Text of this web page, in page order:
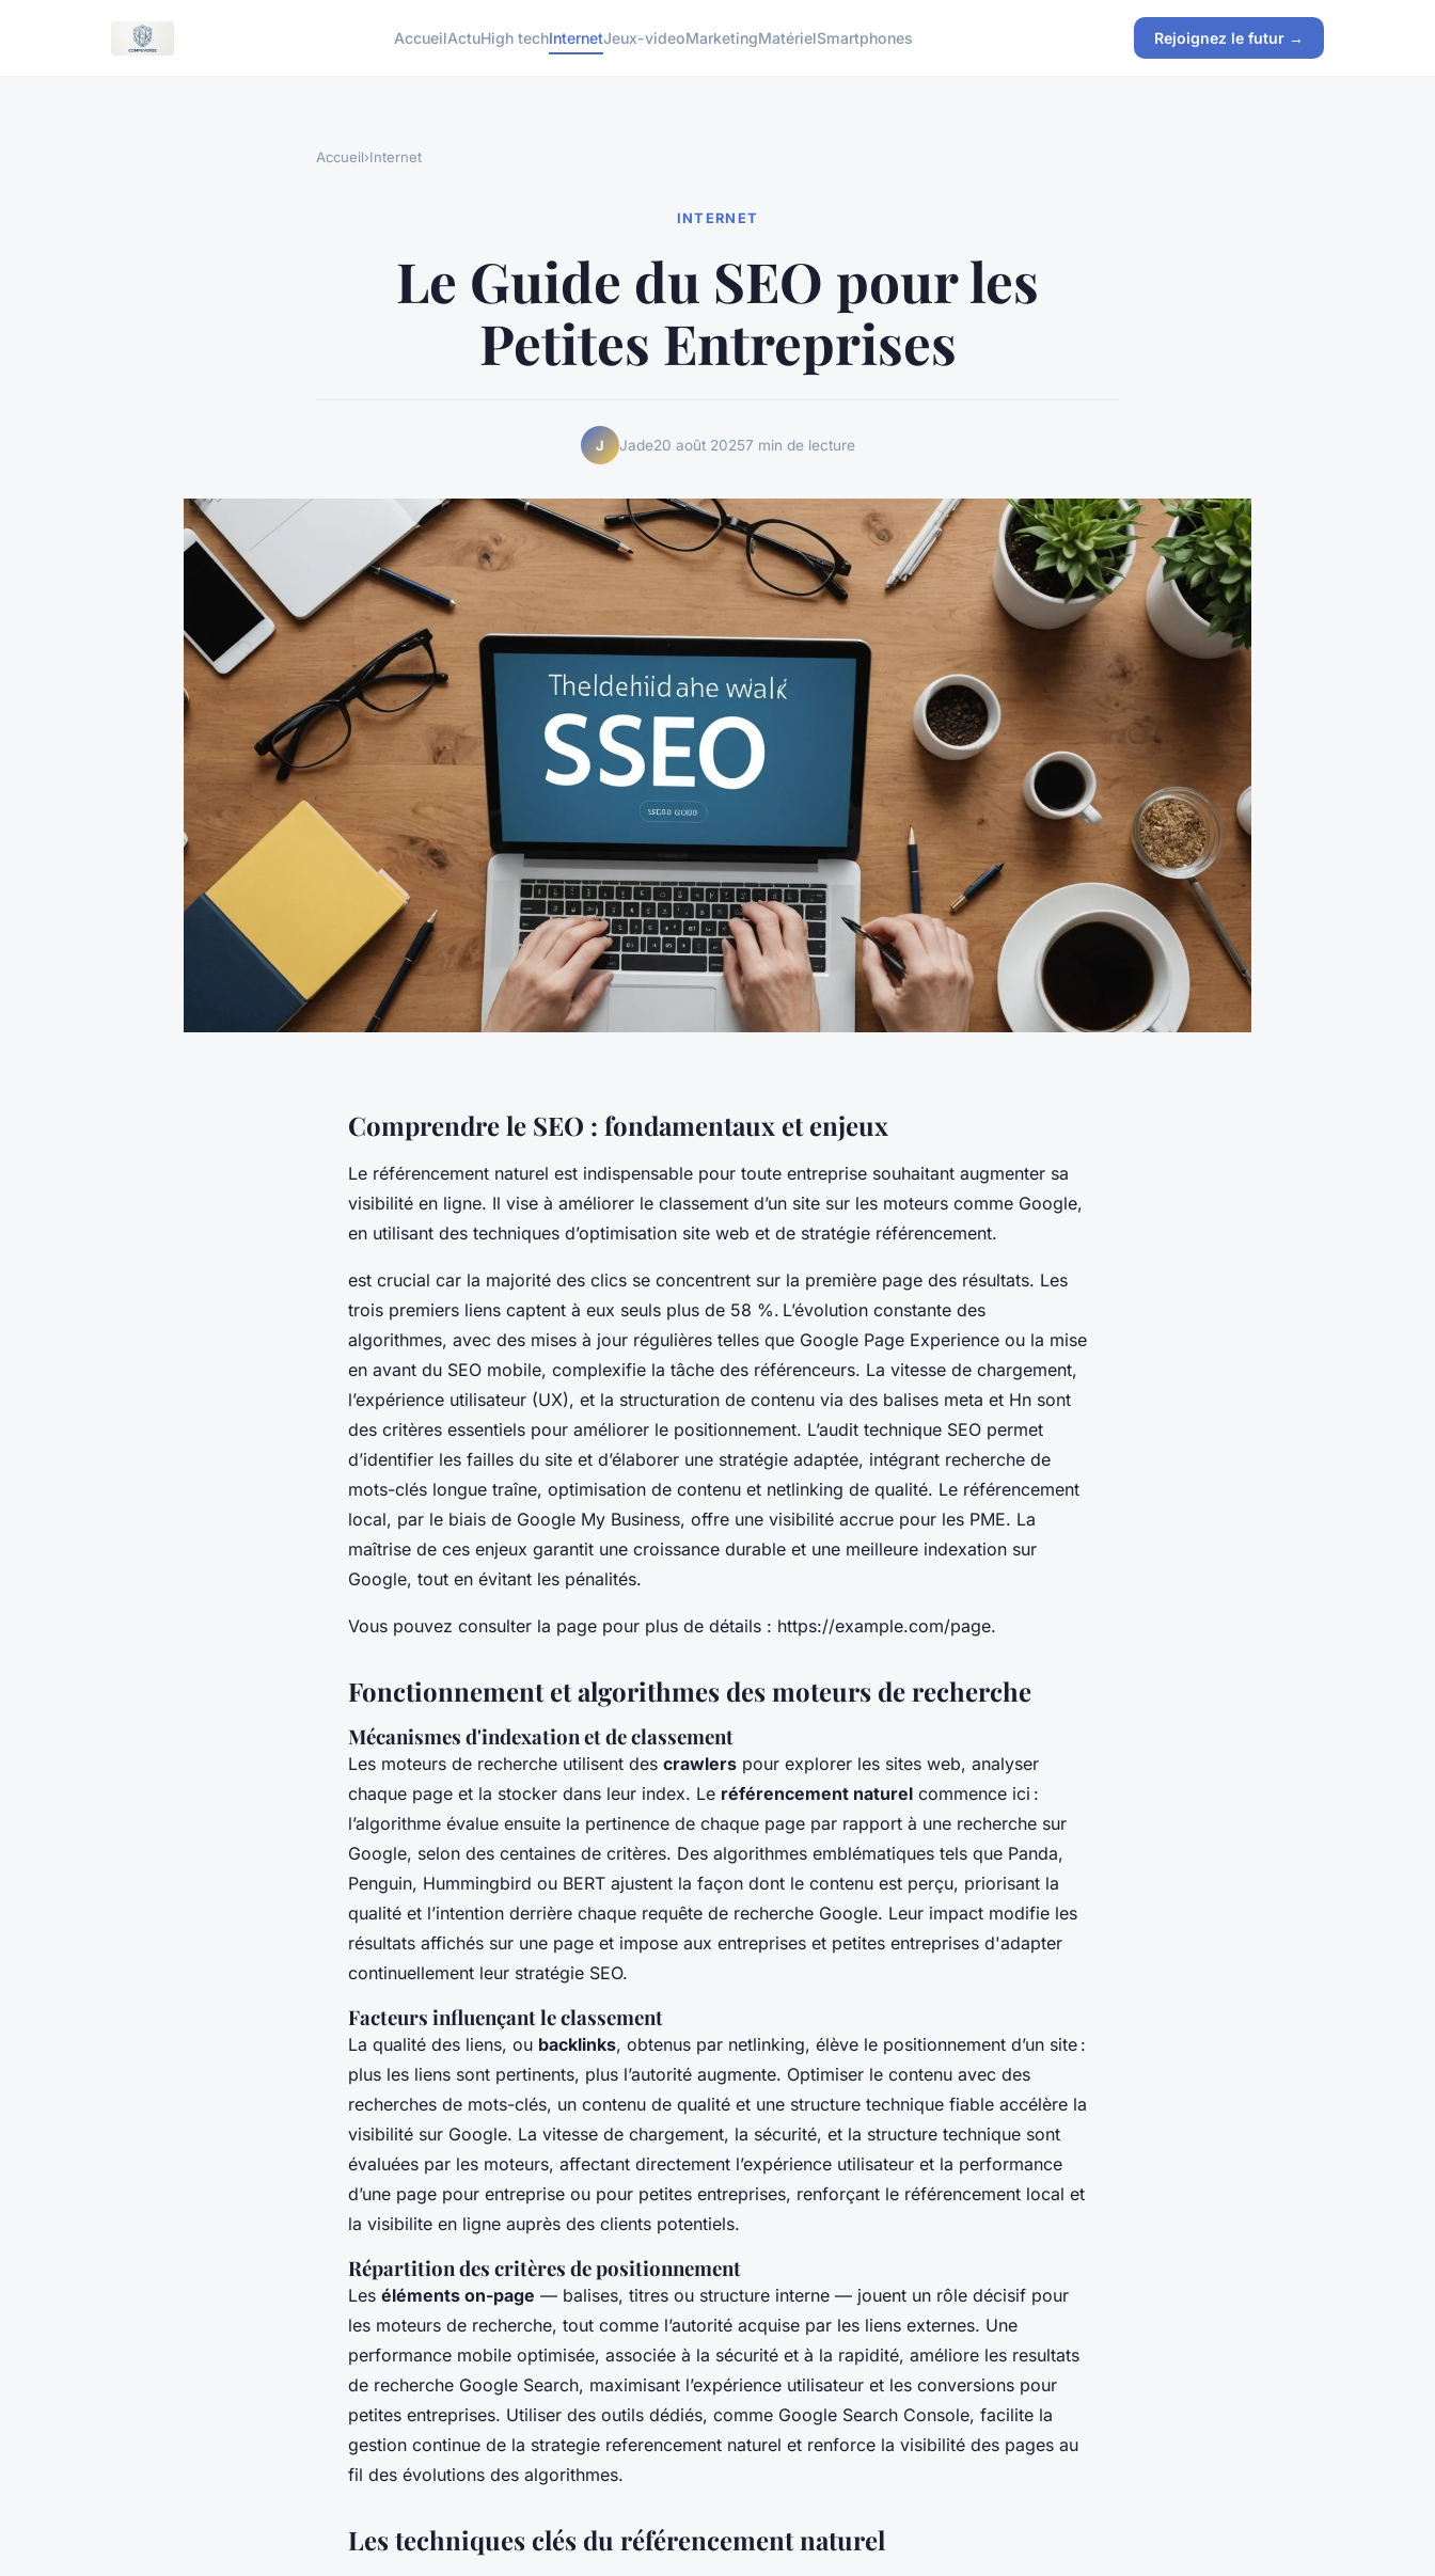
AccueilActuHigh techInternetJeux-videoMarketingMatérielSmartphones Rejoignez le futur →
Accueil›Internet
INTERNET
Le Guide du SEO pour les
Petites Entreprises
J Jade20 août 20257 min de lecture
Comprendre le SEO : fondamentaux et enjeux
Le référencement naturel est indispensable pour toute entreprise souhaitant augmenter sa
visibilité en ligne. Il vise à améliorer le classement d’un site sur les moteurs comme Google,
en utilisant des techniques d’optimisation site web et de stratégie référencement.
est crucial car la majorité des clics se concentrent sur la première page des résultats. Les
trois premiers liens captent à eux seuls plus de 58 %. L’évolution constante des
algorithmes, avec des mises à jour régulières telles que Google Page Experience ou la mise
en avant du SEO mobile, complexifie la tâche des référenceurs. La vitesse de chargement,
l’expérience utilisateur (UX), et la structuration de contenu via des balises meta et Hn sont
des critères essentiels pour améliorer le positionnement. L’audit technique SEO permet
d’identifier les failles du site et d’élaborer une stratégie adaptée, intégrant recherche de
mots-clés longue traîne, optimisation de contenu et netlinking de qualité. Le référencement
local, par le biais de Google My Business, offre une visibilité accrue pour les PME. La
maîtrise de ces enjeux garantit une croissance durable et une meilleure indexation sur
Google, tout en évitant les pénalités.
Vous pouvez consulter la page pour plus de détails : https://example.com/page.
Fonctionnement et algorithmes des moteurs de recherche
Mécanismes d'indexation et de classement
Les moteurs de recherche utilisent des crawlers pour explorer les sites web, analyser
chaque page et la stocker dans leur index. Le référencement naturel commence ici :
l’algorithme évalue ensuite la pertinence de chaque page par rapport à une recherche sur
Google, selon des centaines de critères. Des algorithmes emblématiques tels que Panda,
Penguin, Hummingbird ou BERT ajustent la façon dont le contenu est perçu, priorisant la
qualité et l’intention derrière chaque requête de recherche Google. Leur impact modifie les
résultats affichés sur une page et impose aux entreprises et petites entreprises d'adapter
continuellement leur stratégie SEO.
Facteurs influençant le classement
La qualité des liens, ou backlinks, obtenus par netlinking, élève le positionnement d’un site :
plus les liens sont pertinents, plus l’autorité augmente. Optimiser le contenu avec des
recherches de mots-clés, un contenu de qualité et une structure technique fiable accélère la
visibilité sur Google. La vitesse de chargement, la sécurité, et la structure technique sont
évaluées par les moteurs, affectant directement l’expérience utilisateur et la performance
d’une page pour entreprise ou pour petites entreprises, renforçant le référencement local et
la visibilite en ligne auprès des clients potentiels.
Répartition des critères de positionnement
Les éléments on-page — balises, titres ou structure interne — jouent un rôle décisif pour
les moteurs de recherche, tout comme l’autorité acquise par les liens externes. Une
performance mobile optimisée, associée à la sécurité et à la rapidité, améliore les resultats
de recherche Google Search, maximisant l’expérience utilisateur et les conversions pour
petites entreprises. Utiliser des outils dédiés, comme Google Search Console, facilite la
gestion continue de la strategie referencement naturel et renforce la visibilité des pages au
fil des évolutions des algorithmes.
Les techniques clés du référencement naturel